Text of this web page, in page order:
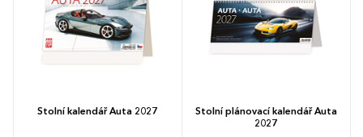
Stolní kalendář Auta 2027
Stolní plánovací kalendář Auta
2027